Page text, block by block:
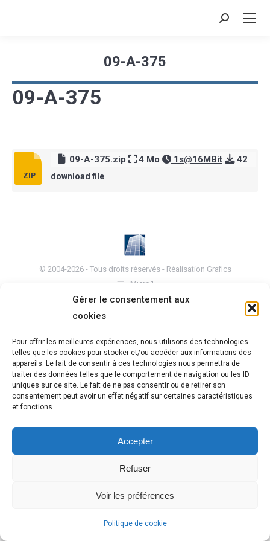
Gérer le consentement aux
cookies
Pour offrir les meilleures expériences, nous utilisons des technologies
telles que les cookies pour stocker et/ou accéder aux informations des
appareils. Le fait de consentir à ces technologies nous permettra de
traiter des données telles que le comportement de navigation ou les ID
uniques sur ce site. Le fait de ne pas consentir ou de retirer son
consentement peut avoir un effet négatif sur certaines caractéristiques
et fonctions.
Accepter
Refuser
Voir les préférences
Politique de cookie
Recherche
09-A-375
Vous êtes ici :
09-A-375
09-A-375.zip 4 Mo 1s@16MBit 42
download file
© 2004-2026 - Tous droits réservés - Réalisation Grafics
Micro1
Mentions légales